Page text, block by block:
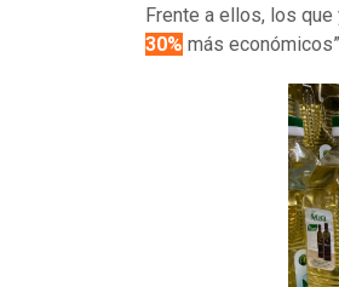
Frente a ellos, los
30% más